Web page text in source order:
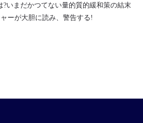
?いまだかつてない量的質的緩和策の結末
ーが大胆に読み、警告する!